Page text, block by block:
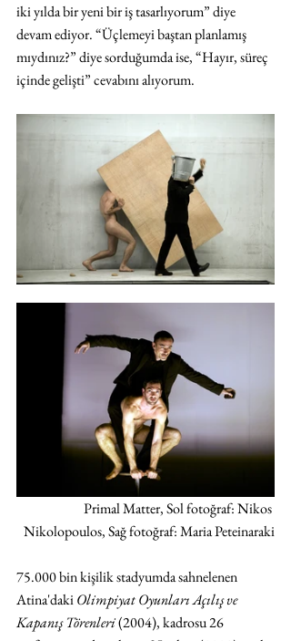
iki yılda bir yeni bir iş tasarlıyorum” diye
devam ediyor. “Üçlemeyi baştan planlamış
mıydınız?” diye sorduğumda ise, “Hayır, süreç
içinde gelişti” cevabını alıyorum.
Primal Matter, Sol fotoğraf: Nikos
Nikolopoulos, Sağ fotoğraf: Maria Peteinaraki
75.000 bin kişilik stadyumda sahnelenen
Atina'daki Olimpiyat Oyunları Açılış ve
Kapanış Törenleri (2004), kadrosu 26